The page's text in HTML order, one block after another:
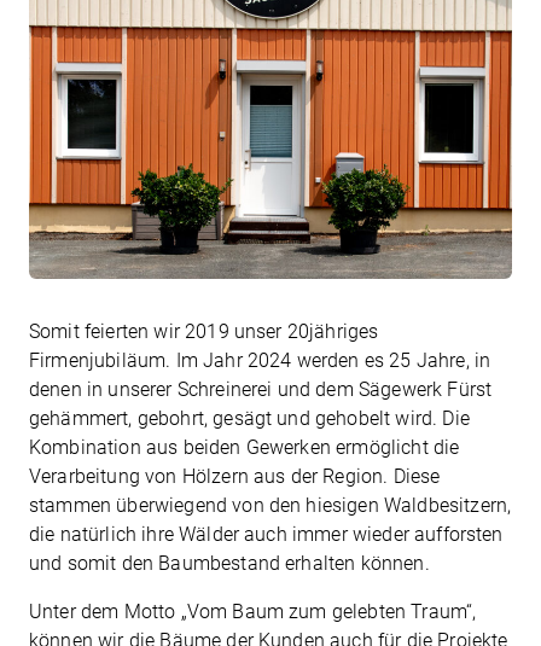
Somit feierten wir 2019 unser 20jähriges
Firmenjubiläum. Im Jahr 2024 werden es 25 Jahre, in
denen in unserer Schreinerei und dem Sägewerk Fürst
gehämmert, gebohrt, gesägt und gehobelt wird. Die
Kombination aus beiden Gewerken ermöglicht die
Verarbeitung von Hölzern aus der Region. Diese
stammen überwiegend von den hiesigen Waldbesitzern,
die natürlich ihre Wälder auch immer wieder aufforsten
und somit den Baumbestand erhalten können.
Unter dem Motto „Vom Baum zum gelebten Traum“,
können wir die Bäume der Kunden auch für die Projekte